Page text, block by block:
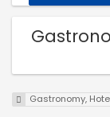
Gastronomy,